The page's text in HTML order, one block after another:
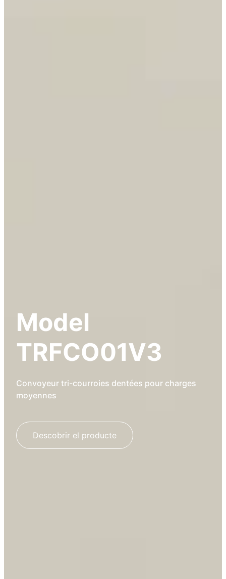
Model
TRFCO01V3
Convoyeur tri-courroies dentées pour charges
moyennes
Descobrir el producte